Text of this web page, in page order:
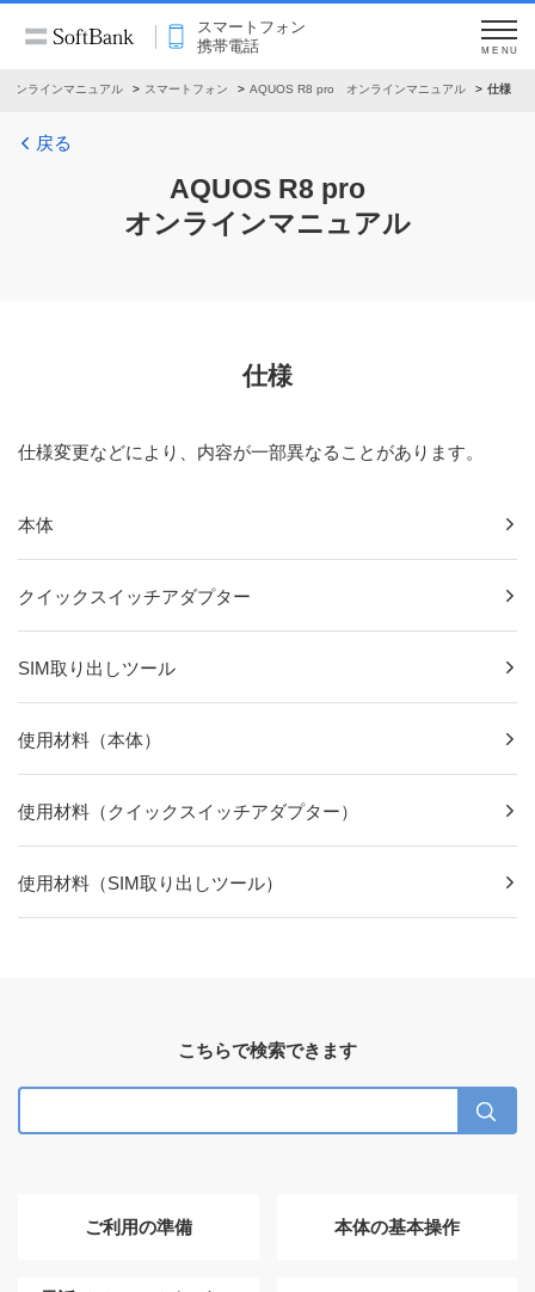
スマートフォン
携帯電話
MENU
オンラインマニュアル スマートフォン AQUOS R8 pro オンラインマニュアル 仕様
戻る
AQUOS R8 pro
オンラインマニュアル
仕様
仕様変更などにより、内容が一部異なることがあります。
本体
クイックスイッチアダプター
SIM取り出しツール
使用材料（本体）
使用材料（クイックスイッチアダプター）
使用材料（SIM取り出しツール）
こちらで検索できます
ご利用の準備 本体の基本操作